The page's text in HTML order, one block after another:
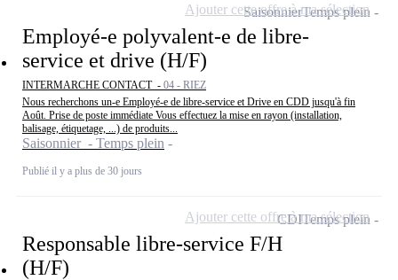
Employé-e polyvalent-e de libre-
service et drive (H/F)
INTERMARCHE CONTACT - 04 - RIEZ
Nous recherchons un-e Employé-e de libre-service et Drive en CDD jusqu'à fin
Août. Prise de poste immédiate Vous effectuez la mise en rayon (installation,
balisage, étiquetage, ...) de produits...
Saisonnier - Temps plein
Publié il y a plus de 30 jours
SaisonnierTemps plein
Ajouter cette offre à ma sélection
Responsable libre-service F/H
(H/F)
CDITemps plein
Ajouter cette offre à ma sélection